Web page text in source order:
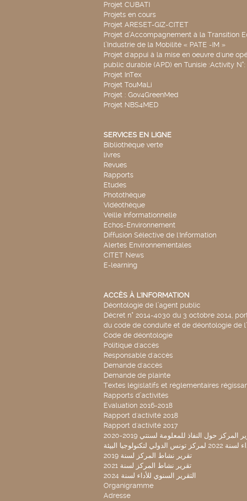
Projet CUBATI
Projets en cours
Projet ARESET-GIZ-CITET
Projet d’Accompagnement à la Transition
l’Industrie de la Mobilité « PATE -IM »
Projet d'appui à la mise en oeuvre d'une
public durable (APD) en Tunisie :Activity
Projet InTex
Projet TouMaLi
Projet : Gov4GreenMed
Projet NBS4MED
SERVICES EN LIGNE
Bibliothèque verte
livres
Revues
Rapports
Etudes
Photothèque
Vidéothèque
Veille Informationnelle
Echos-Environnement
Diffusion Sélective de l'Information
Alertes Environnementales
CITET News
E-learning
ACCÈS À L'INFORMATION
Déontologie de l’agent public
Décret n° 2014-4030 du 3 octobre 2014,
du code de conduite et de déontologie de
Code de déontologie
Politique d'accès
Responsable d'accès
Demande d'accès
Demande de plainte
Textes législatifs et réglementaires
Rapports d’activités
Evaluation 2016-2018
Rapport d'activité 2018
Rapport d'activité 2017
المركز حول النفاذ للمعلومة لسنتي 2019-2020
الدولي لتكنولوجيا البيئة
تقرير نشاط المركز لسنة 2019
تقرير نشاط المركز لسنة 2021
التقرير السنوي للأداء لسنة 2024
Organigramme
Adresse